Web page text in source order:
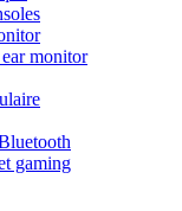
monitor
gaming